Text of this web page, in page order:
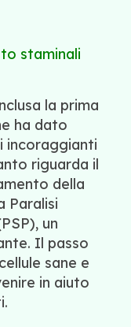
staminali
la prima
ha dato
incoraggianti
riguarda il
della
Paralisi
un
Il passo
sane e
in aiuto